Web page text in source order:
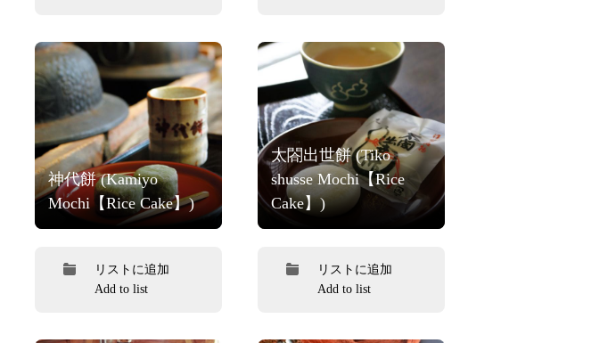
神代餅 (Kamiyo
Mochi【Rice Cake】)
リストに追加
Add to list
太閤出世餅 (Tiko
shusse Mochi【Rice
Cake】)
リストに追加
Add to list